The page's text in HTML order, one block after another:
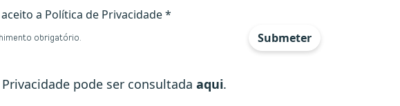
a Política de Privacidade *
obrigatório. Submeter
pode ser consultada aqui.